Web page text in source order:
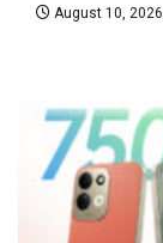
August 10, 2026